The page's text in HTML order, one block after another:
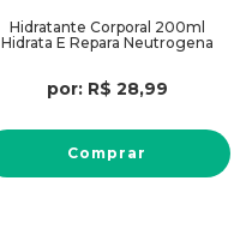
Hidratante Corporal 200ml
Hidrata E Repara Neutrogena
por: R$ 28,99
Comprar